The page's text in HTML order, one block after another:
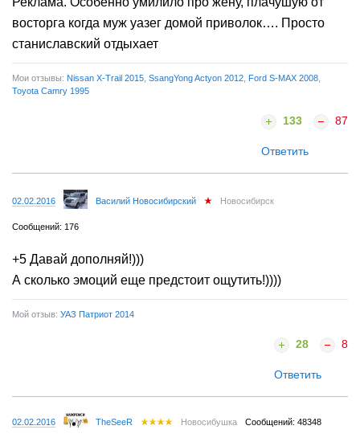
восторга когда муж уазег домой приволок…. Просто
станиславский отдыхает
Мои отзывы: Nissan X-Trail 2015 SsangYong Actyon 2012 Ford S-MAX 2008
Toyota Camry 1995
133 87
Ответить
02.02.2016 Василий Новосибирский Новосибирск
Сообщений: 176
+5 Давай дополняй!)))
А сколько эмоций еще предстоит ощутить!))))
Мой отзыв: УАЗ Патриот 2014
28 8
Ответить
02.02.2016 TheSeeR Новосибушка Сообщений: 48348